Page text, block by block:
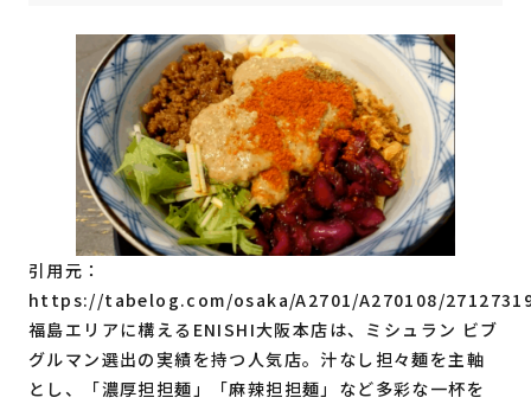
引用元：
https://tabelog.com/osaka/A2701/A270108/
福島エリアに構えるENISHI大阪本店は、ミシュラン ビブ
グルマン選出の実績を持つ人気店。汁なし担々麺を主軸
とし、「濃厚担担麺」「麻辣担担麺」など多彩な一杯を